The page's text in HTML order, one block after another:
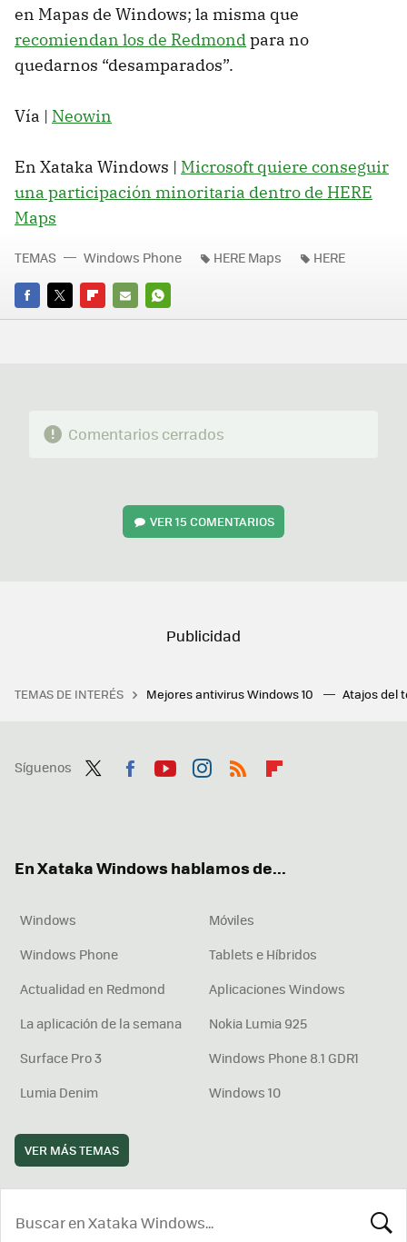
en Mapas de Windows; la misma que
recomiendan los de Redmondpara no
quedarnos “desamparados”.
Vía | Neowin
En Xataka Windows | Microsoft quiere conseguir
una participación minoritaria dentro de HERE
Maps
FACEBOOK
TWITTERFLIPBOARD
E-
WHATSAPP
TEMAS Windows Phone HERE Maps HERE
Comentarios cerrados
VER15 COMENTARIOS
TEMAS DE INTERÉS Mejores antivirus Windows 10 Atajos del
Síguenos
En Xataka Windows hablamos de...
Windows
Móviles
Windows Phone
Tablets e Híbridos
Actualidad en Redmond
Aplicaciones Windows
La aplicación de la semana
Nokia Lumia 925
Surface Pro 3
Windows Phone 8.1 GDR1
Lumia Denim
Windows 10
VER MÁS TEMAS